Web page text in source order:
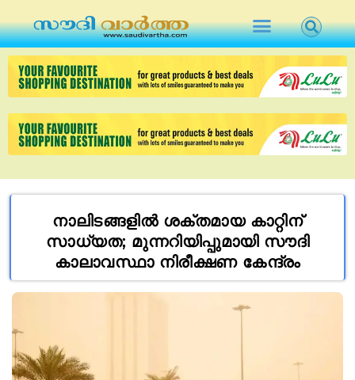
നാലിടങ്ങളിൽ ശക്തമായ കാറ്റിന്
സാധ്യത; മുന്നറിയിപ്പുമായി സൗദി
കാലാവസ്ഥാ നിരീക്ഷണ കേന്ദ്രം